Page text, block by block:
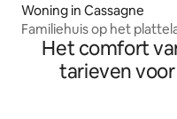
Woning in Cassagne
Familiehuis op het
Het comfort
tarieven